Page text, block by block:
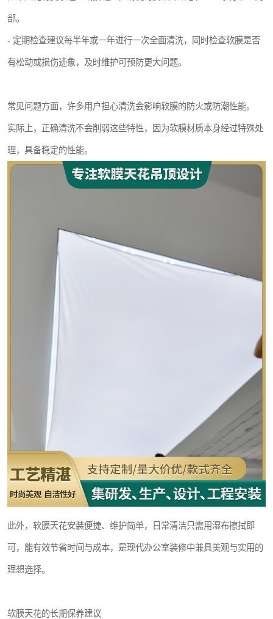
部。
- 定期检查建议每半年或一年进行一次全面清洗，同时检查软膜是否
有松动或损伤迹象，及时维护可预防更大问题。
常见问题方面，许多用户担心清洗会影响软膜的防火或防潮性能。
实际上，正确清洗不会削弱这些特性，因为软膜材质本身经过特殊处
理，具备稳定的性能。
此外，软膜天花安装便捷、维护简单，日常清洁只需用湿布擦拭即
可，能有效节省时间与成本，是现代办公室装修中兼具美观与实用的
理想选择。
软膜天花的长期保养建议